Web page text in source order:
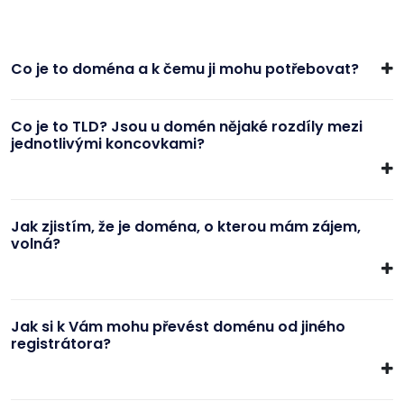
Co je to doména a k čemu ji mohu potřebovat?
Co je to TLD? Jsou u domén nějaké rozdíly mezi
jednotlivými koncovkami?
Jak zjistím, že je doména, o kterou mám zájem,
volná?
Jak si k Vám mohu převést doménu od jiného
registrátora?